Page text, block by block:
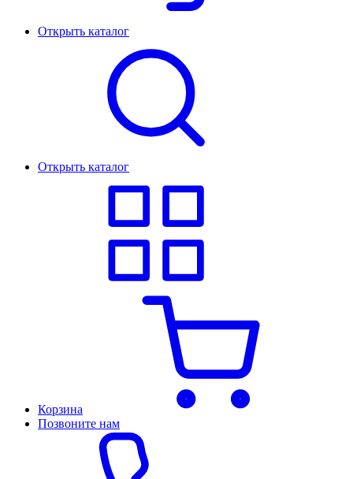
Открыть каталог
Открыть каталог
Корзина
Позвоните нам